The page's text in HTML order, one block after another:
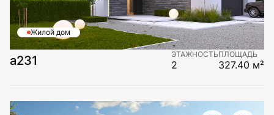
Жилой дом
a231 ЭТАЖНОСТЬ
2
ПЛОЩАДЬ
327.40 м²